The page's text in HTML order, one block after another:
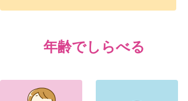
年齢でしらべる